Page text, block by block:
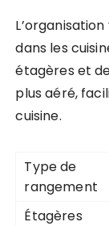
dans les
étagères et
plus aéré,
cuisine.
Type de
rangement
Étagères